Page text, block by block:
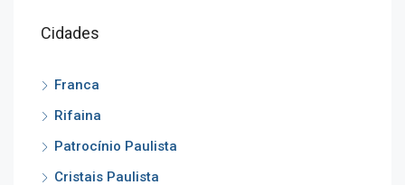
Cidades
Franca
Rifaina
Patrocínio Paulista
Cristais Paulista